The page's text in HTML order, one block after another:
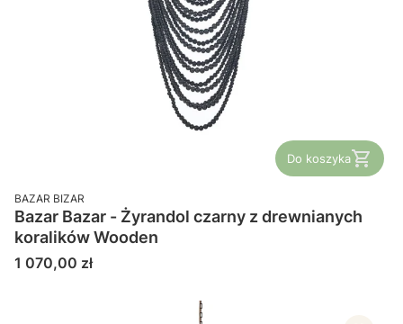
Do koszyka
PRODUCENT
BAZAR BIZAR
Bazar Bazar - Żyrandol czarny z drewnianych
koralików Wooden
Cena
1 070,00 zł